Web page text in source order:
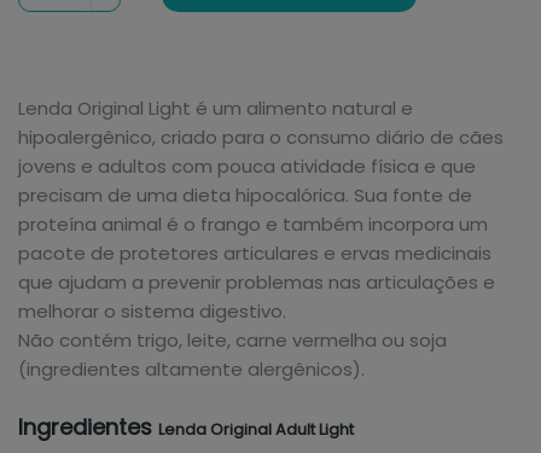
Lenda Original Light é um alimento natural e
hipoalergênico, criado para o consumo diário de cães
jovens e adultos com pouca atividade física e que
precisam de uma dieta hipocalórica. Sua fonte de
proteína animal é o frango e também incorpora um
pacote de protetores articulares e ervas medicinais
que ajudam a prevenir problemas nas articulações e
melhorar o sistema digestivo.
Não contém trigo, leite, carne vermelha ou soja
(ingredientes altamente alergênicos).
Ingredientes Lenda Original Adult Light